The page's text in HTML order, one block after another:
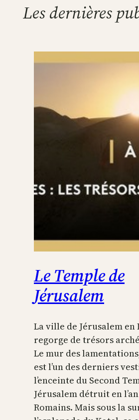
Les dernières
Le Temple de
Jérusalem
La ville de Jérusalem en
regorge de trésors
Le mur des
est l’un des derniers
l’enceinte du Second
Jérusalem détruit en
Romains. Mais sous la